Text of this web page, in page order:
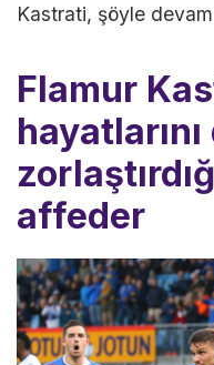
Kastrati, şöyle
Flamur
affeder